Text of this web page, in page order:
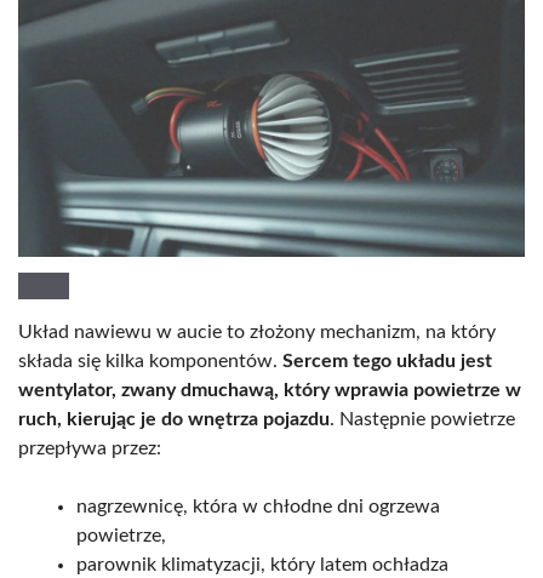
Układ nawiewu w aucie to złożony mechanizm, na który
składa się kilka komponentów. Sercem tego układu jest
wentylator, zwany dmuchawą, który wprawia powietrze w
ruch, kierując je do wnętrza pojazdu. Następnie powietrze
przepływa przez:
nagrzewnicę, która w chłodne dni ogrzewa
powietrze,
parownik klimatyzacji, który latem ochładza